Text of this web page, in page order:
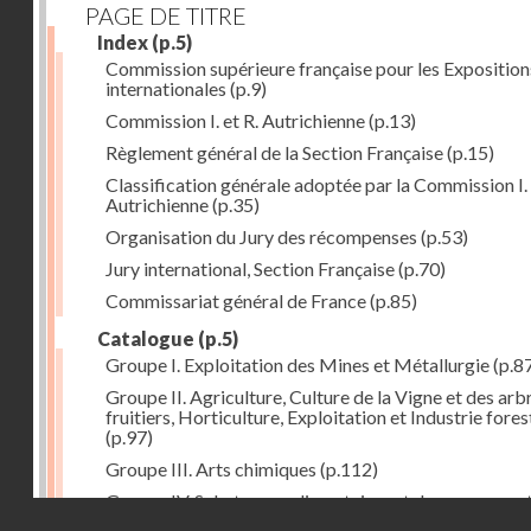
PAGE DE TITRE
Index (p.5)
Commission supérieure française pour les
internationales (p.9)
Commission I. et R. Autrichienne(p.13)
Règlement général de la Section Française(p.15)
Classification générale adoptée par la Commission I.
Autrichienne(p.35)
Organisation du Jury des récompenses (p.53)
Jury international, Section Française(p.70)
Commissariat général de France(p.85)
Catalogue (p.5)
Groupe I. Exploitation des Mines et Métallurgie
Groupe II. Agriculture, Culture de la Vigne et des
fruitiers, Horticulture, Exploitation et Industrie
(p.97)
Groupe III. Arts chimiques (p.112)
Groupe IV. Substances alimentaires et de